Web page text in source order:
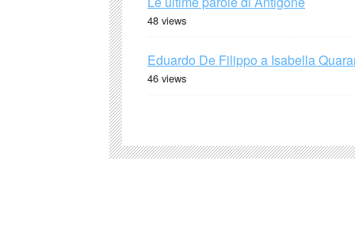
48 views
Eduardo De Filippo a Isabella
46 views